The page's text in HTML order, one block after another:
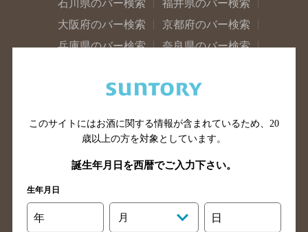
石川県のバー検索
福井県のバー検索
大阪府のバー検索
京都府のバー検索
兵庫県のバー検索
奈良県のバー検索
広島県のバー検索
岡山県のバー検索
島根県のバー検索
徳島県のバー検索
高知県のバー検索
福岡県のバー検索
長崎県のバー検索
大分県のバー検索
熊本県のバー検索
このサイトにはお酒に関する情報が含まれているため、 20
歳以上の方を対象としています。
誕生年月日を西暦でご入力下さい。
生年月日
年 月 日